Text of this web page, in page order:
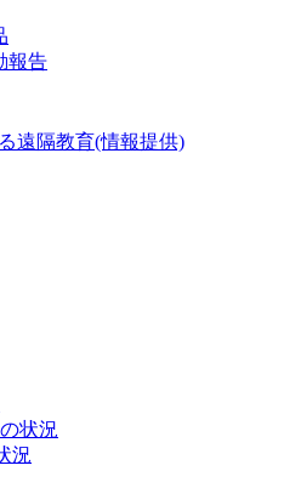
報告
遠隔教育(情報提供)
状況
況